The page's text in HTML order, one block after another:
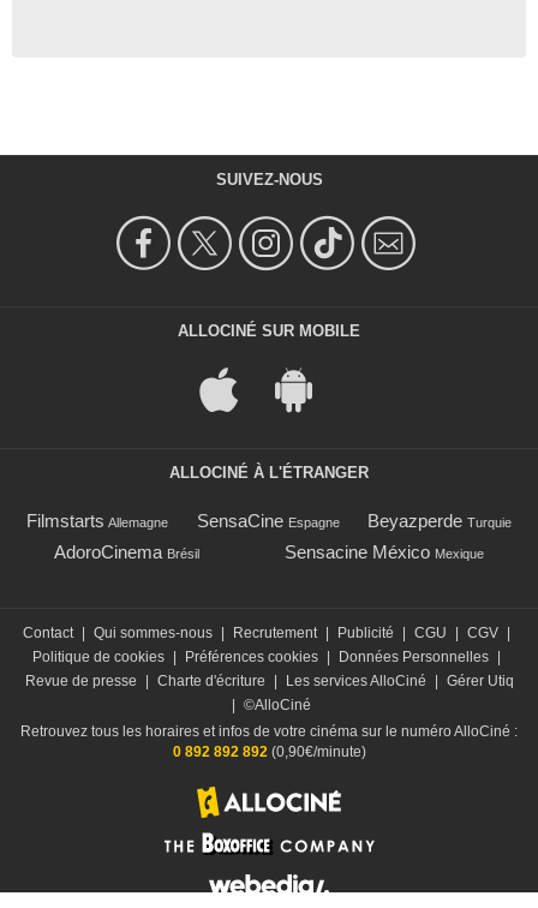
SUIVEZ-NOUS
ALLOCINÉ SUR MOBILE
ALLOCINÉ À L'ÉTRANGER
Filmstarts Allemagne SensaCine Espagne Beyazperde Turquie
AdoroCinema Brésil Sensacine México Mexique
Contact Qui sommes-nous Recrutement Publicité CGU CGV
Politique de cookies
Préférences cookies Données Personnelles
Revue de presse
Charte d'écriture Les services AlloCiné
Gérer Utiq
©AlloCiné
Retrouvez tous les horaires et infos de votre cinéma sur le numéro AlloCiné :
0 892 892 892(0,90€/minute)